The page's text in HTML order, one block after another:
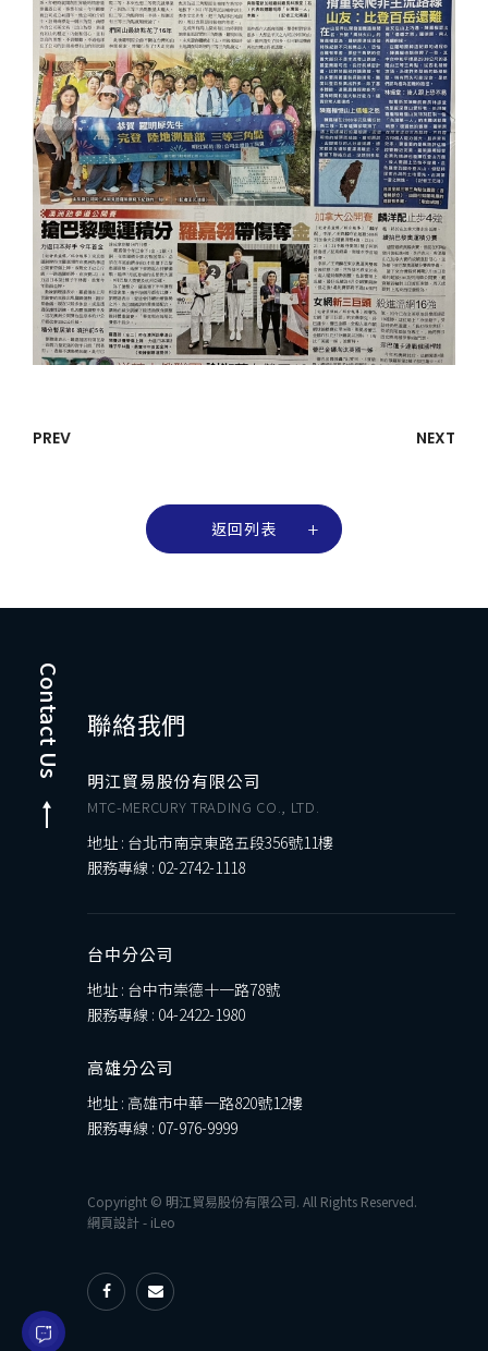
PREV NEXT
返回列表
Contact Us 聯絡我們
明江貿易股份有限公司
MTC-MERCURY TRADING CO., LTD.
地址 : 台北市南京東路五段356號11樓
服務專線 : 02-2742-1118
台中分公司
地址 : 台中市崇德十一路78號
服務專線 : 04-2422-1980
高雄分公司
地址 : 高雄市中華一路820號12樓
服務專線 : 07-976-9999
Copyright © 明江貿易股份有限公司. All Rights Reserved.
網頁設計- iLeo